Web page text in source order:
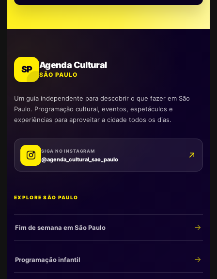
SP Agenda Cultural
SÃO PAULO
Um guia independente para descobrir o que fazer em São
Paulo. Programação cultural, eventos, espetáculos e
experiências para aproveitar a cidade todos os dias.
SIGA NO INSTAGRAM
@agenda_cultural_sao_paulo
EXPLORE SÃO PAULO
Fim de semana em São Paulo
Programação infantil